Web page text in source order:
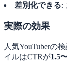
差別化できる:
実際の効果
人気YouTuberの
イルはCTRが1.5